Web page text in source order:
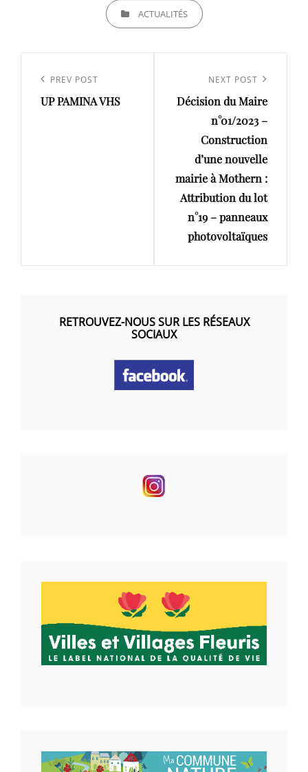
CATEGORIESACTUALITÉS
l’article
Previous
Post
PREV POST
UP PAMINA VHS
Post
NEXT POST
Décision du Maire
n°01/2023 –
Construction
d’une nouvelle
mairie à Mothern :
Attribution du lot
n°19 – panneaux
photovoltaïques
RETROUVEZ-NOUS SUR LES RÉSEAUX
SOCIAUX